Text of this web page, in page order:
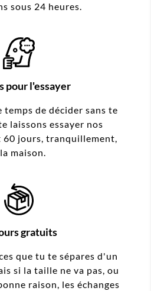
sous 24 heures.
pour l'essayer
de décider sans te
laissons essayer nos
jours, tranquillement,
maison.
gratuits
que tu te sépares d'un
si la taille ne va pas, ou
raison, les échanges